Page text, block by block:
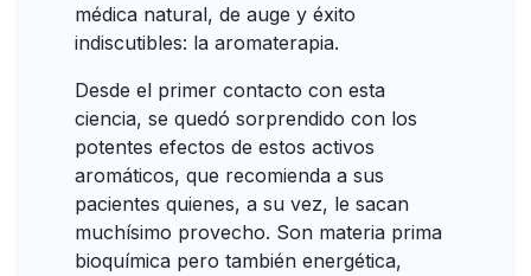
médica natural, de auge y éxito
indiscutibles: la aromaterapia.
Desde el primer contacto con esta
ciencia, se quedó sorprendido con los
potentes efectos de estos activos
aromáticos, que recomienda a sus
pacientes quienes, a su vez, le sacan
muchísimo provecho. Son materia prima
bioquímica pero también energética,